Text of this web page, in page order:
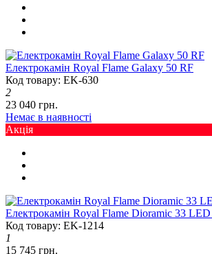
Електрокамін Royal Flame Galaxy 50 RF
Код товару: EK-630
2
23 040 грн.
Немає в наявності
Акція
Електрокамін Royal Flame Dioramic 33
Код товару: EK-1214
1
15 745 грн.